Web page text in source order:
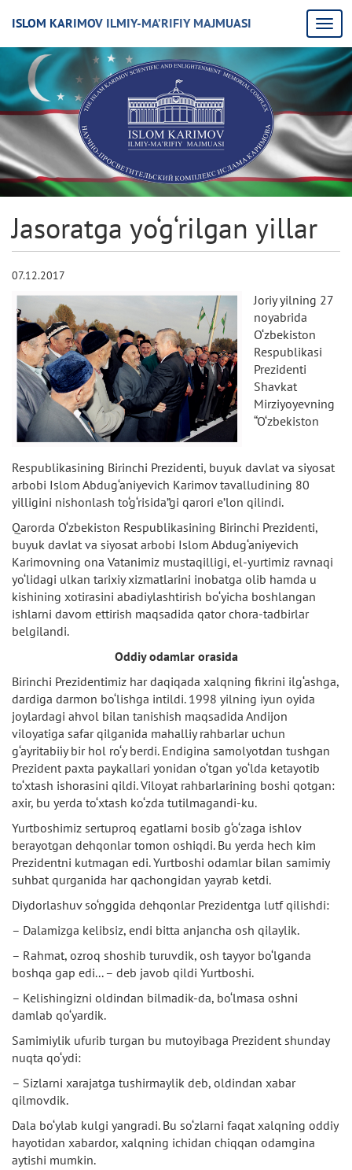
ISLOM KARIMOV ILMIY-MA’RIFIY MAJMUASI
Jasoratga yo‘g‘rilgan yillar
07.12.2017
Joriy yilning 27
noyabrida
O‘zbekiston
Respublikasi
Prezidenti
Shavkat
Mirziyoyevning
“O‘zbekiston
Respublikasining Birinchi Prezidenti, buyuk davlat va siyosat
arbobi Islom Abdug‘aniyevich Karimov tavalludining 80
yilligini nishonlash to‘g‘risida”gi qarori e’lon qilindi.
Qarorda O‘zbekiston Respublikasining Birinchi Prezidenti,
buyuk davlat va siyosat arbobi Islom Abdug‘aniyevich
Karimovning ona Vatanimiz mustaqilligi, el-yurtimiz ravnaqi
yo‘lidagi ulkan tarixiy xizmatlarini inobatga olib hamda u
kishining xotirasini abadiylashtirish bo‘yicha boshlangan
ishlarni davom ettirish maqsadida qator chora-tadbirlar
belgilandi.
Oddiy odamlar orasida
Birinchi Prezidentimiz har daqiqada xalqning fikrini ilg‘ashga,
dardiga darmon bo‘lishga intildi. 1998 yilning iyun oyida
joylardagi ahvol bilan tanishish maqsadida Andijon
viloyatiga safar qilganida mahalliy rahbarlar uchun
g‘ayritabiiy bir hol ro‘y berdi. Endigina samolyotdan tushgan
Prezident paxta paykallari yonidan o‘tgan yo‘lda ketayotib
to‘xtash ishorasini qildi. Viloyat rahbarlarining boshi qotgan:
axir, bu yerda to‘xtash ko‘zda tutilmagandi-ku.
Yurtboshimiz sertuproq egatlarni bosib g‘o‘zaga ishlov
berayotgan dehqonlar tomon oshiqdi. Bu yerda hech kim
Prezidentni kutmagan edi. Yurtboshi odamlar bilan samimiy
suhbat qurganida har qachongidan yayrab ketdi.
Diydorlashuv so‘nggida dehqonlar Prezidentga lutf qilishdi:
– Dalamizga kelibsiz, endi bitta anjancha osh qilaylik.
– Rahmat, ozroq shoshib turuvdik, osh tayyor bo‘lganda
boshqa gap edi... – deb javob qildi Yurtboshi.
– Kelishingizni oldindan bilmadik-da, bo‘lmasa oshni
damlab qo‘yardik.
Samimiylik ufurib turgan bu mutoyibaga Prezident shunday
nuqta qo‘ydi:
– Sizlarni xarajatga tushirmaylik deb, oldindan xabar
qilmovdik.
Dala bo‘ylab kulgi yangradi. Bu so‘zlarni faqat xalqning oddiy
hayotidan xabardor, xalqning ichidan chiqqan odamgina
aytishi mumkin.